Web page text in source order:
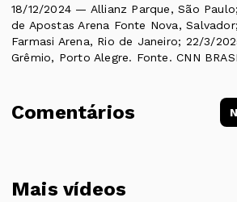
Mais vídeos
18/12/2024 — Allianz Parque, São
de Apostas Arena Fonte Nova,
Farmasi Arena, Rio de Janeiro; 22/3/
Grêmio, Porto Alegre. Fonte. CNN
Comentários